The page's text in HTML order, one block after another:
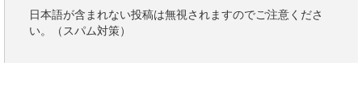
日本語が含まれない投稿は無視されますのでご注意くださ
い。（スパム対策）